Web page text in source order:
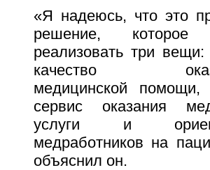
«Я надеюсь, что это
решение, которое
реализовать три
качество
медицинской помощи,
сервис оказания
услуги и
медработников на
объяснил он.